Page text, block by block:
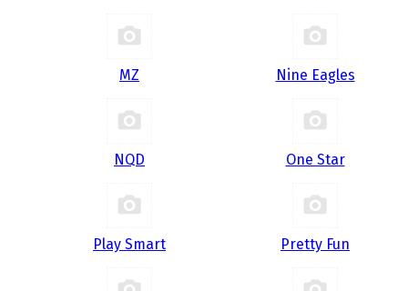
MZ Nine Eagles
NQD One Star
Play Smart Pretty Fun